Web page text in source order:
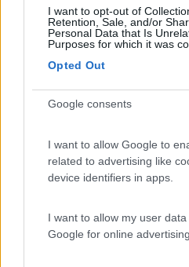
I want to opt-out of
Retention, Sale, and/or
Personal Data that Is
Purposes for which it was
Opted Out
Google consents
I want to allow Google to
related to advertising like
device identifiers in apps.
I want to allow my user
Google for online
1557
Inserito il26/11/2024 alle:
In risposta al messaggio di
Ma un controllo con un bellissimo
chiarirebbe ogni dubbio Io ho tre
Ciao Franco hai ragione ma
perciò mi sono fidato dei valori
RobiAle
1557